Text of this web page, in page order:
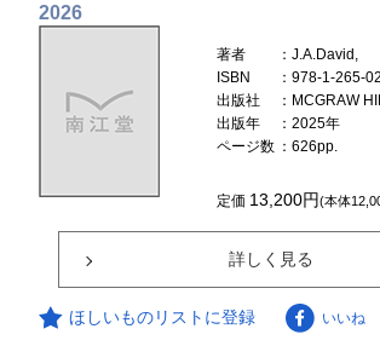
2026
著者
：J.A.David,
ISBN
：978-1-265-
出版社
：MCGRAW
出版年
：2025年
ページ数 ：626pp.
定価 13,200円(本体
詳しく見る
ほしいものリストに登録 いいね